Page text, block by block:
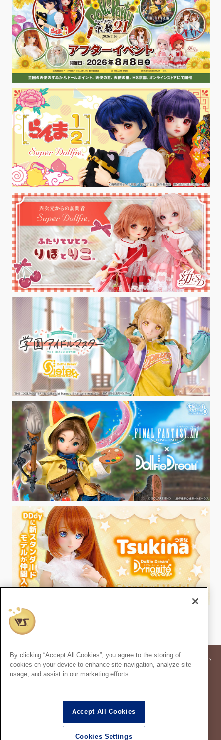
※記事内の価格表記は、掲載時点での消費税率に基づいた価格を表示してい
ます。
※このコンテンツ内の情報、画像の二次使用及び無断引用は禁止いたしま
スーパードルフィー ®
は株式会社ボークスの登録商標です。
ドルフィードリーム は株式会社ボークスの登録商標です。
※当サイトで使用している画像・文章および情報について全ての媒体への転載を禁じま
す。
By clicking “Accept All Cookies”, you agree to the storing of
cookies on your device to enhance site navigation, analyze site
usage, and assist in our marketing efforts.
Accept All Cookies
Cookies Settings